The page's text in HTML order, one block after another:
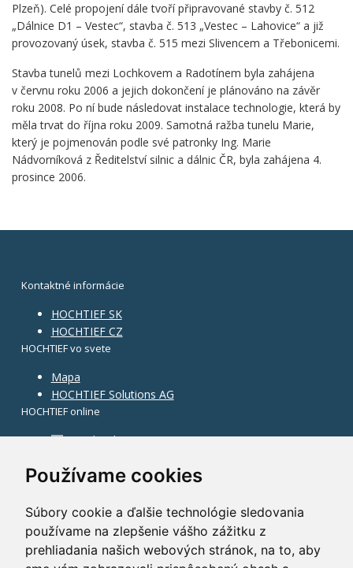
Používame cookies
Súbory cookie a ďalšie technológie sledovania
používame na zlepšenie vášho zážitku z
prehliadania našich webových stránok, na to, aby
Plzeň). Celé propojení dále tvoří připravované stavby č. 512
„Dálnice D1 – Vestec“, stavba č. 513 „Vestec – Lahovice“ a již
provozovaný úsek, stavba č. 515 mezi Slivencem a Třebonicemi.
Stavba tunelů mezi Lochkovem a Radotínem byla zahájena
v červnu roku 2006 a jejich dokončení je plánováno na závěr
roku 2008. Po ní bude následovat instalace technologie, která by
měla trvat do října roku 2009. Samotná ražba tunelu Marie,
který je pojmenován podle své patronky Ing. Marie
Nádvorníková z Ředitelství silnic a dálnic ČR, byla zahájena 4.
prosince 2006.
Kontaktné informácie
HOCHTIEF SK
HOCHTIEF CZ
HOCHTIEF vo svete
Mapa
HOCHTIEF Solutions AG
HOCHTIEF online
Facebook